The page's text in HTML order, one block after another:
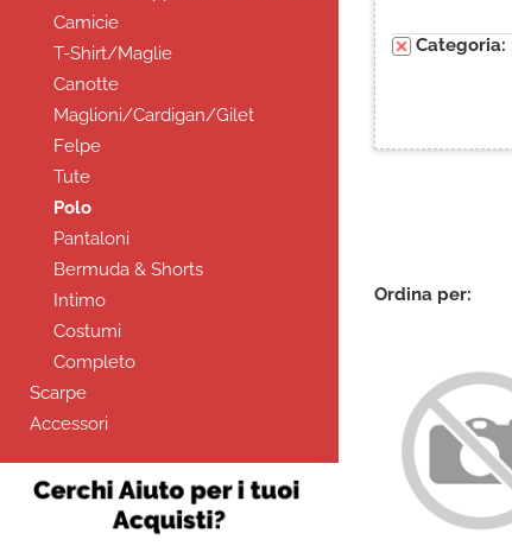
Camicie
T-Shirt/Maglie
Canotte
Maglioni/Cardigan/Gilet
Felpe
Tute
Polo
Pantaloni
Bermuda & Shorts
Intimo
Costumi
Completo
Scarpe
Accessori
Categoria:
Ordina per: